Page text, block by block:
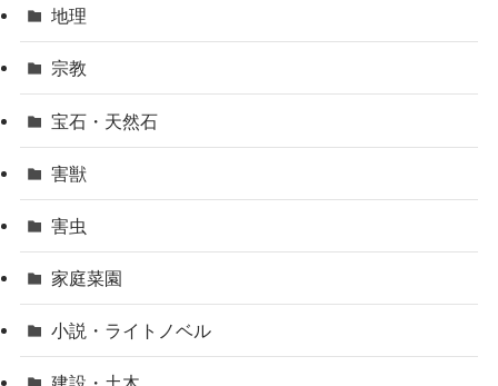
地理
宗教
宝石・天然石
害獣
害虫
家庭菜園
小説・ライトノベル